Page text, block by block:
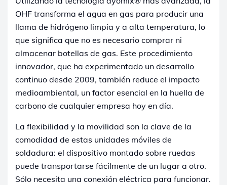
OHF transforma el agua en gas para producir una
llama de hidrógeno limpia y a alta temperatura, lo
que significa que no es necesario comprar ni
almacenar botellas de gas. Este procedimiento
innovador, que ha experimentado un desarrollo
continuo desde 2009, también reduce el impacto
medioambiental, un factor esencial en la huella de
carbono de cualquier empresa hoy en día.
La flexibilidad y la movilidad son la clave de la
comodidad de estas unidades móviles de
soldadura: el dispositivo montado sobre ruedas
puede transportarse fácilmente de un lugar a otro.
Sólo necesita una conexión eléctrica para funcionar.